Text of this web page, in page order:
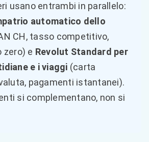
usano entrambi in parallelo:
automatico dello
CH, tasso competitivo,
zero) e Revolut Standard per
e i viaggi (carta
pagamenti istantanei).
si complementano, non si